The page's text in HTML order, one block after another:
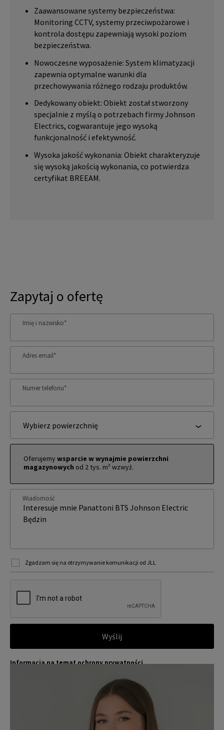
Zaawansowane systemy bezpieczeństwa:
Monitoring CCTV, systemy przeciwpożarowe i
kontrola dostępu zapewniają wysoki poziom
bezpieczeństwa.
Nowoczesne wyposażenie: System klimatyzacji
zapewnia optymalne warunki dla
przechowywania różnego rodzaju produktów.
Dedykowany obiekt: Obiekt został stworzony
specjalnie z myślą o potrzebach firmy Johnson
Electrics, cogwarantuje jego wysoką
funkcjonalność i efektywność.
Wysoka jakość wykonania: Obiekt charakteryzuje
się wysoką jakością wykonania, co potwierdza
certyfikat BREEAM.
Zapytaj o ofertę
Imię i nazwisko*
Adres email*
Numer telefonu*
Wybierz powierzchnię
Oferujemywsparcie w wynajmie powierzchni
magazynowych od 2 tys. m² wzwyż.
Wiadomość
Zgadzam się na otrzymywanie komunikacji od JLL
Wyślij
Informacja na temat ochrony prywatności
iązanymi jest wiodącym globalnym dostawcą usług w zakresie zar
ządzania nieruchomościami i inwestycjami. Poważnie traktujemy
obowiązek ochrony przekazywanych nam danych osobowych.
Dane osobowe, które zbieramy od użytkowników, służą do zapew
nienia im dostępu do portalu magazyny.pl, umożliwienia im korzy
stania z portalu, a także, za ich zgodą, do wysyłania im komunika